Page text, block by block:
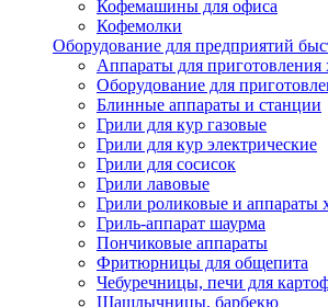
Кофемашины для офиса
Кофемолки
Оборудование для предприятий
Аппараты для приготовления
Оборудование для
Блинные аппараты и станции
Грили для кур газовые
Грили для кур электрические
Грили для сосисок
Грили лавовые
Грили роликовые и аппараты
Гриль-аппарат шаурма
Пончиковые аппараты
Фритюрницы для общепита
Чебуречницы, печи для
Шашлычницы, барбекю